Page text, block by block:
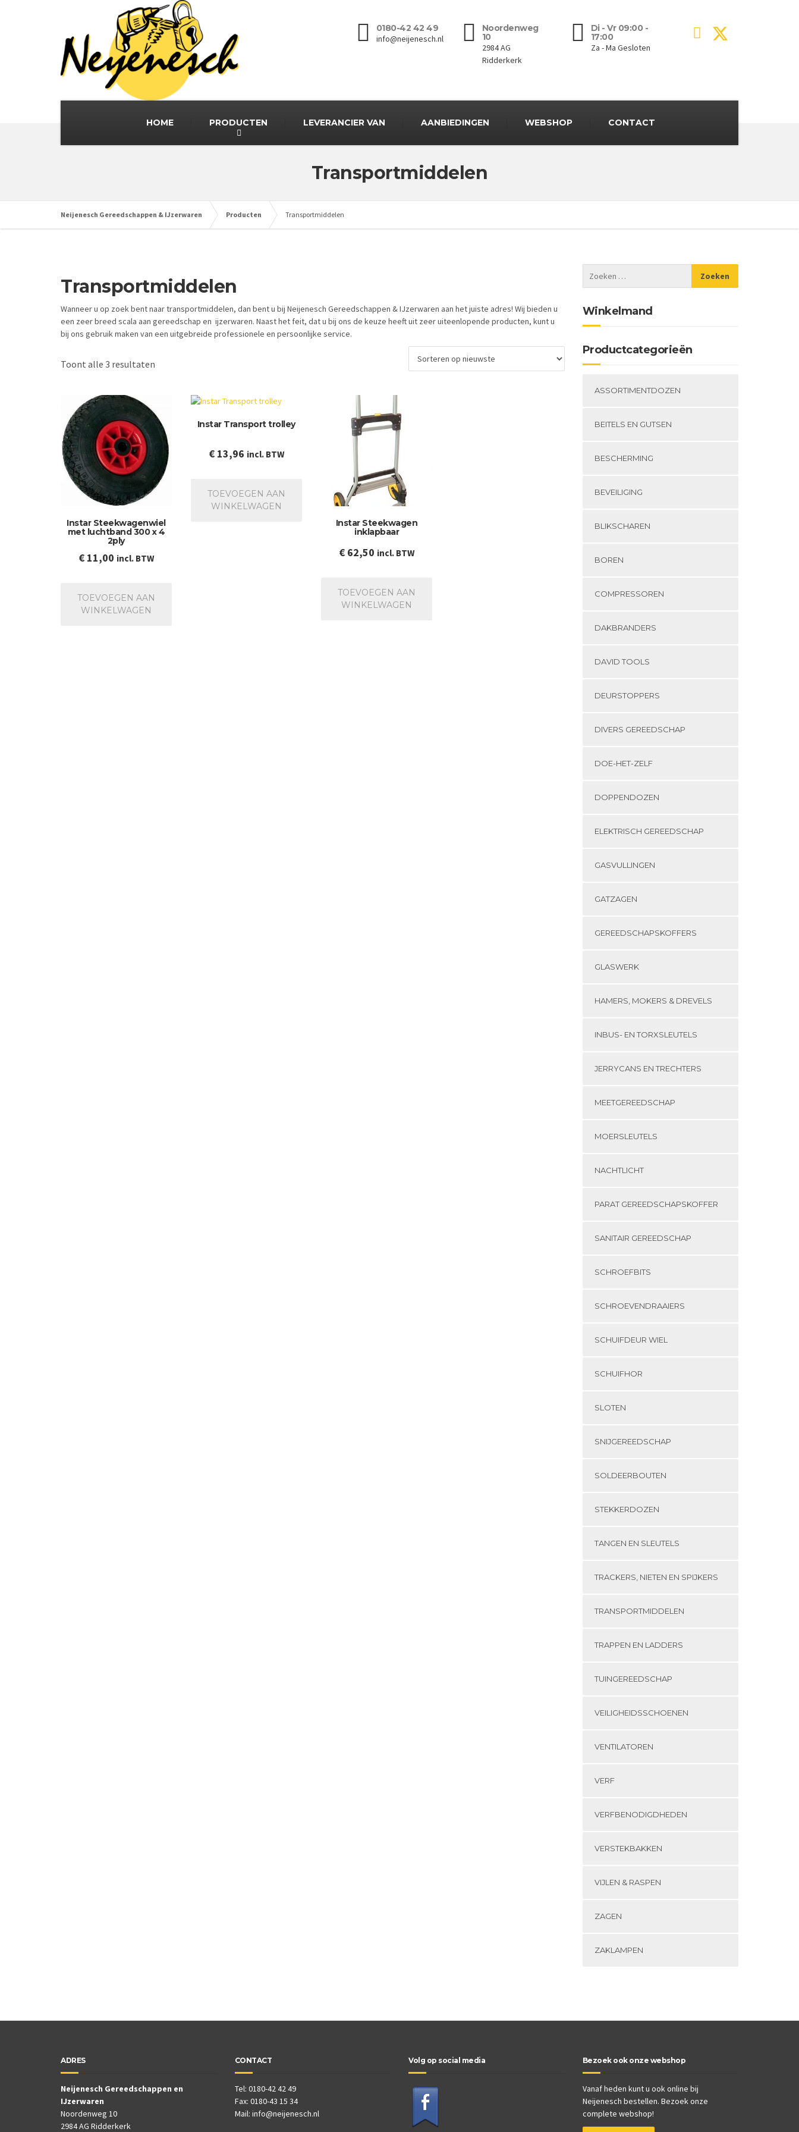
0180-42 42 49
info@neijenesch.nl
Noordenweg
10
2984 AG
Ridderkerk
Di - Vr 09:00 -
17:00
Za - Ma Gesloten
HOME PRODUCTEN LEVERANCIER VAN AANBIEDINGEN WEBSHOP CONTACT
Transportmiddelen
Neijenesch Gereedschappen & IJzerwaren Producten Transportmiddelen
Transportmiddelen
Wanneer u op zoek bent naar transportmiddelen, dan bent u bij Neijenesch Gereedschappen & IJzerwaren aan het juiste adres! Wij bieden u
een zeer breed scala aan gereedschap en ijzerwaren. Naast het feit, dat u bij ons de keuze heeft uit zeer uiteenlopende producten, kunt u
bij ons gebruik maken van een uitgebreide professionele en persoonlijke service.
Toont alle 3 resultaten
nieuwste
Instar Steekwagenwiel
met luchtband 300 x 4
2ply
€11,00 incl. BTW
TOEVOEGEN AAN
WINKELWAGEN
Instar Transport trolley
€13,96 incl. BTW
TOEVOEGEN AAN
WINKELWAGEN
Instar Steekwagen
inklapbaar
€ 62,50 incl. BTW
TOEVOEGEN AAN
WINKELWAGEN
Winkelmand
Productcategorieën
ASSORTIMENTDOZEN
BEITELS EN GUTSEN
BESCHERMING
BEVEILIGING
BLIKSCHAREN
BOREN
COMPRESSOREN
DAKBRANDERS
DAVID TOOLS
DEURSTOPPERS
DIVERS GEREEDSCHAP
DOE-HET-ZELF
DOPPENDOZEN
ELEKTRISCH GEREEDSCHAP
GASVULLINGEN
GATZAGEN
GEREEDSCHAPSKOFFERS
GLASWERK
HAMERS, MOKERS & DREVELS
INBUS- EN TORXSLEUTELS
JERRYCANS EN TRECHTERS
MEETGEREEDSCHAP
MOERSLEUTELS
NACHTLICHT
PARAT GEREEDSCHAPSKOFFER
SANITAIR GEREEDSCHAP
SCHROEFBITS
SCHROEVENDRAAIERS
SCHUIFDEUR WIEL
SCHUIFHOR
SLOTEN
SNIJGEREEDSCHAP
SOLDEERBOUTEN
STEKKERDOZEN
TANGEN EN SLEUTELS
TRACKERS, NIETEN EN SPIJKERS
TRANSPORTMIDDELEN
TRAPPEN EN LADDERS
TUINGEREEDSCHAP
VEILIGHEIDSSCHOENEN
VENTILATOREN
VERF
VERFBENODIGDHEDEN
VERSTEKBAKKEN
VIJLEN & RASPEN
ZAGEN
ZAKLAMPEN
ADRES
Neijenesch Gereedschappen en
IJzerwaren
Noordenweg 10
2984 AG Ridderkerk
CONTACT
Tel: 0180-42 42 49
Fax: 0180-43 15 34
Mail: info@neijenesch.nl
Volg op social media Bezoek ook onze webshop
Vanaf heden kunt u ook online bij
Neijenesch bestellen. Bezoek onze
complete webshop!